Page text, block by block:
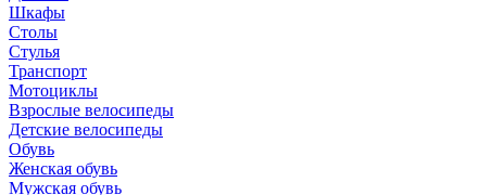
Шкафы
Столы
Стулья
Транспорт
Мотоциклы
Взрослые велосипеды
Детские велосипеды
Обувь
Женская обувь
Мужская обувь